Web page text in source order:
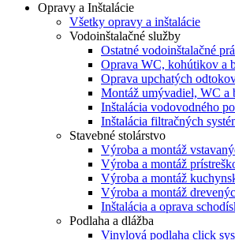
Opravy a Inštalácie
Všetky opravy a inštalácie
Vodoinštalačné služby
Ostatné vodoinštalačné
Oprava WC, kohútikov a
Oprava upchatých
Montáž umývadiel, WC a
Inštalácia vodovodného
Inštalácia filtračných
Stavebné stolárstvo
Výroba a montáž
Výroba a montáž
Výroba a montáž
Výroba a montáž
Inštalácia a oprava
Podlaha a dlážba
Vinylová podlaha click